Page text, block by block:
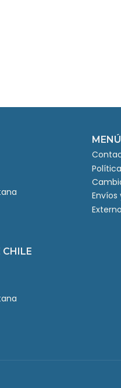
MENÚ
Envíos
Externo
CHILE